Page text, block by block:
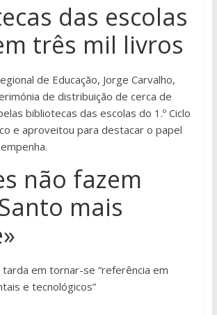
das escolas
três mil livros
de Educação, Jorge Carvalho,
de distribuição de cerca de
bibliotecas das escolas do 1.º Ciclo
e aproveitou para destacar o papel
não fazem
mais
tarda em tornar-se “referência em
e tecnológicos”